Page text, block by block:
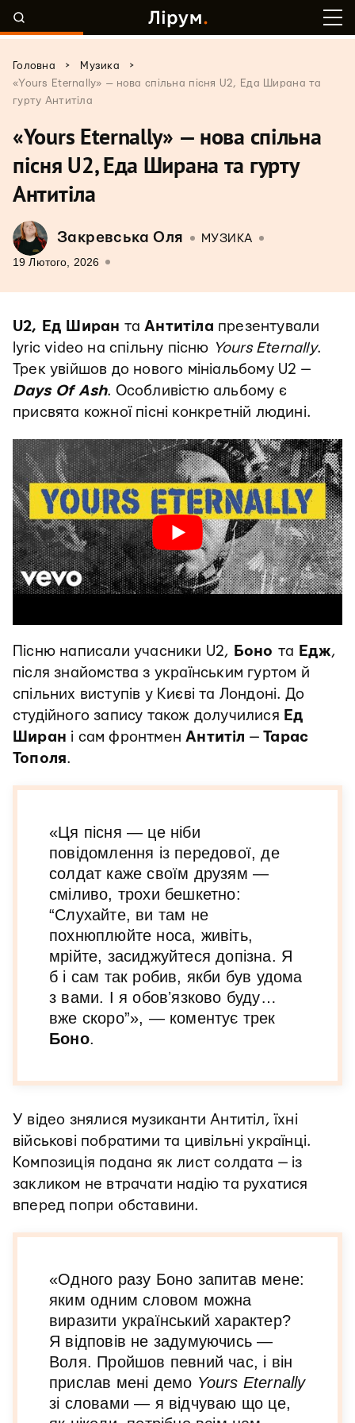
Головна > Музика
>
«Yours Eternally» — нова спільна пісня U2, Еда Ширана та
гурту Антитіла
«Yours Eternally» — нова спільна
пісня U2, Еда Ширана та гурту
Антитіла
Закревська Оля МУЗИКА
19 Лютого, 2026
U2, Ед Ширан таАнтитіла презентували
lyric video на спільну пісню Yours Eternally.
Трек увійшов до нового мініальбому U2 —
Days Of Ash. Особливістю альбому є
присвята кожної пісні конкретній людині.
Пісню написали учасники U2, Боно та Едж,
після знайомства з українським гуртом й
спільних виступів у Києві та Лондоні. До
студійного запису також долучилися Ед
Ширан і сам фронтменАнтитіл —Тарас
Тополя.
«Ця пісня — це ніби
повідомлення із передової, де
солдат каже своїм друзям —
сміливо, трохи бешкетно:
“Слухайте, ви там не
похнюплюйте носа, живіть,
мрійте, засиджуйтеся допізна. Я
б і сам так робив, якби був удома
з вами. І я обовʼязково буду…
вже скоро”», — коментує трек
Боно.
У відео знялися музиканти Антитіл, їхні
військові побратими та цивільні українці.
Композиція подана як лист солдата — із
закликом не втрачати надію та рухатися
вперед попри обставини.
«Одного разу Боно запитав мене:
яким одним словом можна
виразити український характер?
Я відповів не задумуючись —
Воля. Пройшов певний час, і він
прислав мені демо Yours Eternally
зі словами — я відчуваю що це,